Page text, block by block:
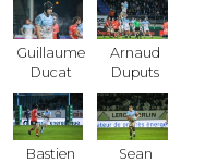
Guillaume
Ducat
Arnaud
Duputs
Bastien
Sean